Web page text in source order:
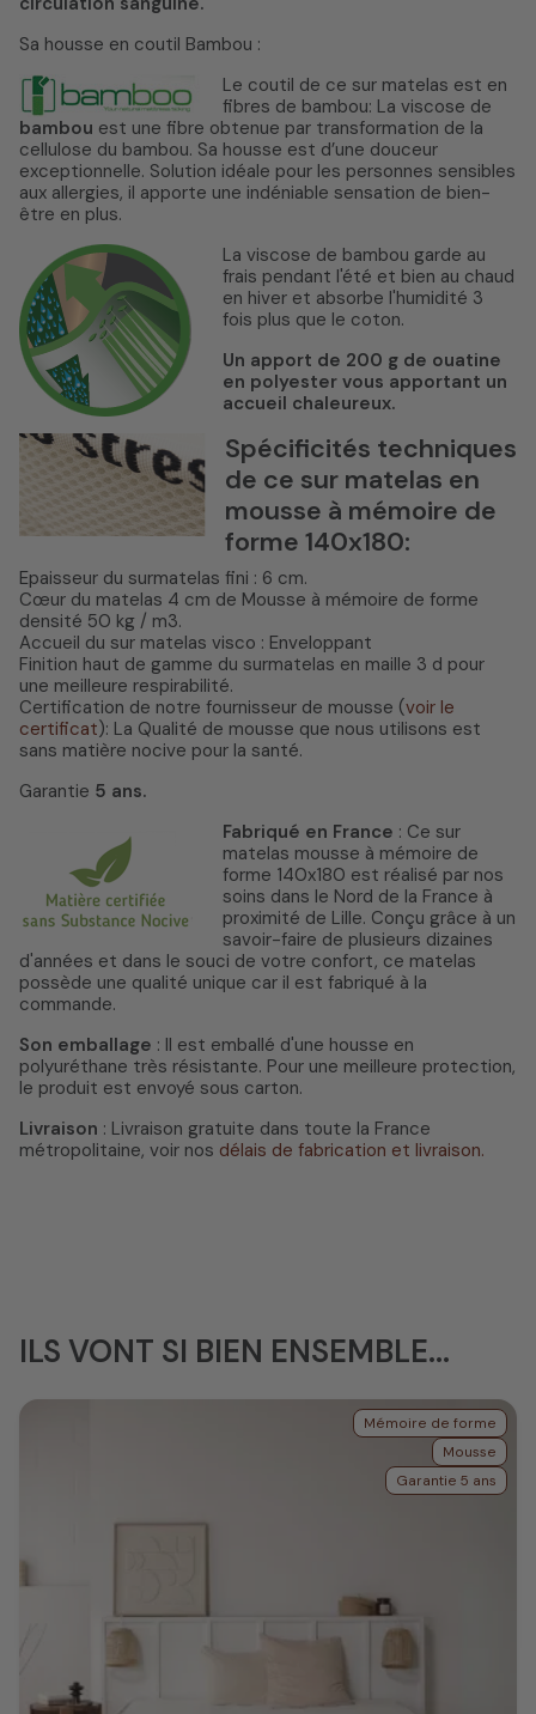
Sa housse en coutil Bambou :
Le coutil de ce sur matelas est en
fibres de bambou: La viscose de
bambou est une fibre obtenue par transformation de la
cellulose du bambou. Sa housse est d’une douceur
exceptionnelle. Solution idéale pour les personnes sensibles
aux allergies, il apporte une indéniable sensation de bien-
être en plus.
La viscose de bambou garde au
frais pendant l'été et bien au chaud
en hiver et absorbe l'humidité 3
fois plus que le coton.
Un apport de 200 g de ouatine
en polyester vous apportant un
accueil chaleureux.
Spécificités techniques
de ce sur matelas en
mousse à mémoire de
forme 140x180:
Epaisseur du surmatelas fini : 6 cm.
Cœur du matelas 4 cm de Mousse à mémoire de forme
densité 50 kg / m3.
Accueil du sur matelas visco : Enveloppant
Finition haut de gamme du surmatelas en maille 3 d pour
une meilleure respirabilité.
Certification de notre fournisseur de mousse (voir le
certificat): La Qualité de mousse que nous utilisons est
sans matière nocive pour la santé.
Garantie 5 ans.
Fabriqué en France : Ce sur
matelas mousse à mémoire de
forme 140x180 est réalisé par nos
soins dans le Nord de la France à
proximité de Lille. Conçu grâce à un
savoir-faire de plusieurs dizaines
d'années et dans le souci de votre confort, ce matelas
possède une qualité unique car il est fabriqué à la
commande.
Son emballage : Il est emballé d'une housse en
polyuréthane très résistante. Pour une meilleure protection,
le produit est envoyé sous carton.
Livraison : Livraison gratuite dans toute la France
métropolitaine, voir nos délais de fabrication et livraison.
ILS VONT SI BIEN ENSEMBLE...
Mémoire de forme
Mousse
Garantie 5 ans